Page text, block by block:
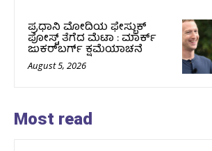
ಪ್ರಧಾನಿ ಮೋದಿಯ ಫೇಸ್ಬುಕ್‌
ಪೋಸ್ಟ್‌ ತೆಗೆದ ಮೆಟಾ : ಮಾರ್ಕ್
ಜುಕರ್‌ಬರ್ಗ್ ಕ್ಷಮೆಯಾಚನೆ
August 5, 2026
Most read